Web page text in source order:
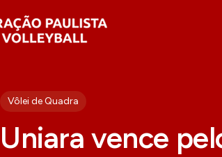
Vôlei de Quadra
Uniara vence